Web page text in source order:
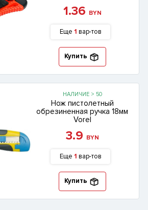
1.36 BYN
Еще 1 вар-тов
Купить
НАЛИЧИЕ > 50
Нож пистолетный
обрезиненная ручка 18мм
Vorel
3.9 BYN
Еще 1 вар-тов
Купить